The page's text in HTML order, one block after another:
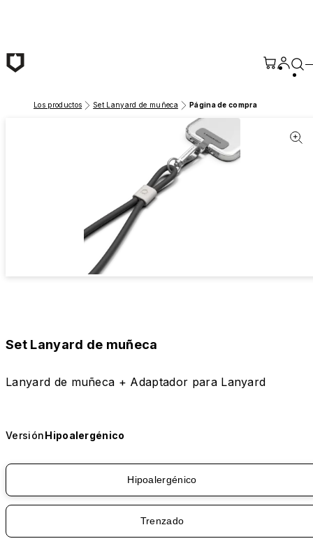
Los productos Set Lanyard de muñeca Página de compra
Set Lanyard de muñeca
Lanyard de muñeca + Adaptador para Lanyard
VersiónHipoalergénico
Hipoalergénico
Trenzado